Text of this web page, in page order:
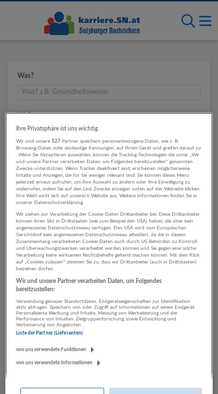
Was?
Wo?
Umkreis
1 Marketing, Kommunikation,
PR Energieversorgung
Unternehmen
Bergheim bei Salzburg
Ihre Privatsphäre ist uns wichtig
Wir und unsere527 Partner speichern personenbezogene Daten, wie z. B.
Browsing-Daten oder eindeutige Kennungen, auf Ihrem Gerät und greifen darauf zu
. Wenn Sie Akzeptieren auswählen, können die Tracking-Technologien die unter „Wir
und unsere Partner verarbeiten Daten, um Folgendes bereitzustellen“ genannten
Zwecke unterstützen. Wenn Tracker deaktiviert sind, erscheinen möglicherweise
Inhalte und Anzeigen, die für Sie weniger relevant sind. Sie können dieses Menü
jederzeit erneut aufrufen, um Ihre Auswahl zu ändern oder Ihre Einwilligung zu
widerrufen, indem Sie auf den Link Zwecke anzeigen unten auf der Webseite klicken.
Ihre Wahl wirkt sich auf unsere/n Website aus. Weitere Informationen finden Sie in
unserer Datenschutzerklärung.
Wir ziehen zur Verarbeitung der Cookie-Daten Drittanbieter bei. Diese Drittanbieter
können ihren Sitz in Drittstaaten (wie zum Beispiel den USA) haben, die über kein
angemessenes Datenschutzniveau verfügen. Den USA wird vom Europäischen
Gerichtshof kein angemessenes Datenschutzniveau attestiert, da die in diesem
Zusammenhang verarbeiteten Cookie-Daten auch durch US-Behörden zu Kontroll-
und Überwachungszwecken verarbeitet werden können und Sie gegen eine solche
Verarbeitung keine wirksamen Rechtsbehelfe geltend machen können. Mit dem Klick
auf „Cookies zulassen“ stimmen Sie zu, dass wir Drittanbieter (auch in Drittstaaten)
beiziehen dürfen.
Wir und unsere Partner verarbeiten Daten, um Folgendes
bereitzustellen:
Verwendung genauer Standortdaten. Endgeräteeigenschaften zur Identifikation
aktiv abfragen. Speichern von oder Zugriff auf Informationen auf einem Endgerät.
Personalisierte Werbung und Inhalte, Messung von Werbeleistung und der
Performance von Inhalten, Zielgruppenforschung sowie Entwicklung und
Verbesserung von Angeboten.
Liste der Partner (Lieferanten)
von uns verwendete Funktionen
von uns verwendete Informationen